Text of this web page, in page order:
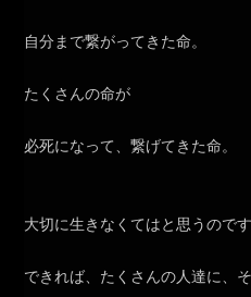
自分まで繋がってきた命。
たくさんの命が
必死になって、繋げてきた命。
大切に生きなくてはと思うのです
できれば、たくさんの人達に、